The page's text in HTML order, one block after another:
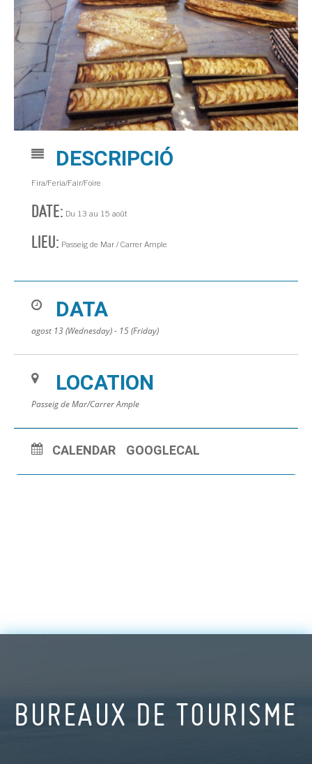
DESCRIPCIÓ
Fira/Feria/Fair/Foire
DATE: Du 13 au 15 août
LIEU: Passeig de Mar / Carrer Ample
DATA
agost 13 (Wednesday) - 15 (Friday)
LOCATION
Passeig de Mar/Carrer Ample
CALENDAR GOOGLECAL
BUREAUX DE TOURISME